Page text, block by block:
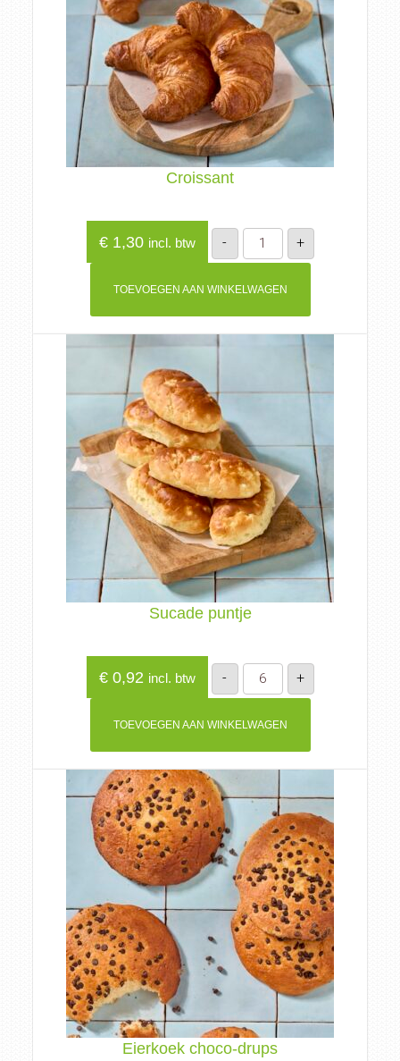
Croissant
€1,30 incl. btw -
Croissant
aantal
+
TOEVOEGEN AAN WINKELWAGEN
Sucade puntje
€0,92 incl. btw -
Sucade
puntje
aantal
+
TOEVOEGEN AAN WINKELWAGEN
Eierkoek choco-drups